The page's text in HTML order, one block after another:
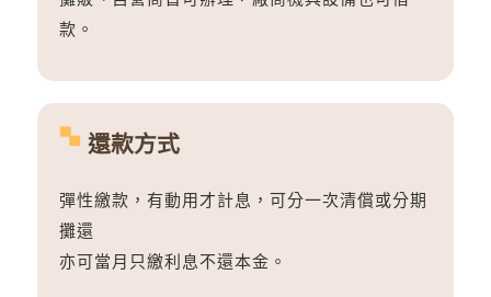
款。
還款方式
彈性繳款，有動用才計息，可分一次清償或分期
攤還
亦可當月只繳利息不還本金。